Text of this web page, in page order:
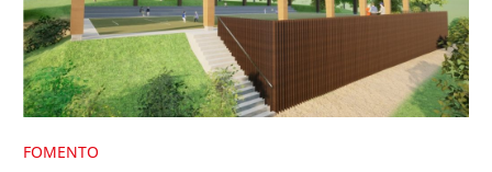
FOMENTO